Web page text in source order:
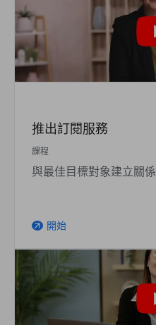
推出訂閱服務
課程
與最佳目標對象建立關係
arrow_outward 開始